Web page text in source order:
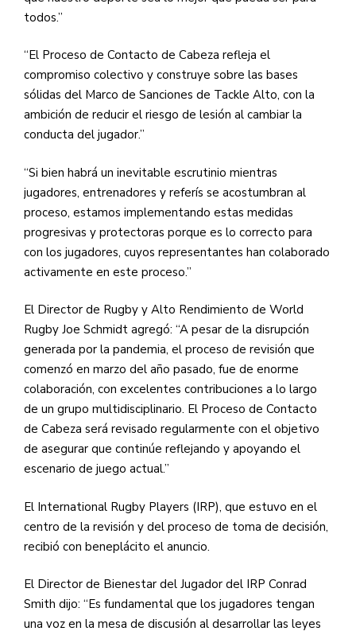
todos.”
“El Proceso de Contacto de Cabeza refleja el
compromiso colectivo y construye sobre las bases
sólidas del Marco de Sanciones de Tackle Alto, con la
ambición de reducir el riesgo de lesión al cambiar la
conducta del jugador.”
“Si bien habrá un inevitable escrutinio mientras
jugadores, entrenadores y referís se acostumbran al
proceso, estamos implementando estas medidas
progresivas y protectoras porque es lo correcto para
con los jugadores, cuyos representantes han colaborado
activamente en este proceso.”
El Director de Rugby y Alto Rendimiento de World
Rugby Joe Schmidt agregó: “A pesar de la disrupción
generada por la pandemia, el proceso de revisión que
comenzó en marzo del año pasado, fue de enorme
colaboración, con excelentes contribuciones a lo largo
de un grupo multidisciplinario. El Proceso de Contacto
de Cabeza será revisado regularmente con el objetivo
de asegurar que continúe reflejando y apoyando el
escenario de juego actual.”
El International Rugby Players (IRP), que estuvo en el
centro de la revisión y del proceso de toma de decisión,
recibió con beneplácito el anuncio.
El Director de Bienestar del Jugador del IRP Conrad
Smith dijo: “Es fundamental que los jugadores tengan
una voz en la mesa de discusión al desarrollar las leyes